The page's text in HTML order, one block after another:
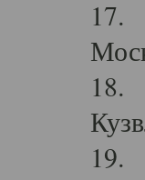
17.
18.
19.